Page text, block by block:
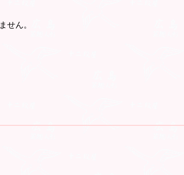
せん。